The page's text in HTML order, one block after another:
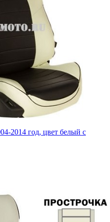
2014 год, цвет белый с